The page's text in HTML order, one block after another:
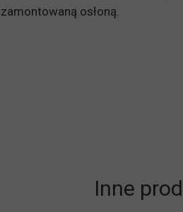
zamontowaną osłoną.
Inne